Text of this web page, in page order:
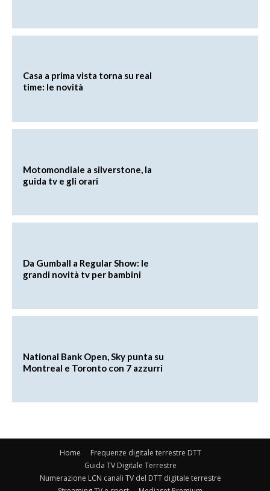
Casa a prima vista torna su real
time: le novità
Motomondiale a silverstone, la
guida tv e gli orari
Da Gumball a Regular Show: le
grandi novità tv per bambini
National Bank Open, Sky punta su
Montreal e Toronto con 7 azzurri
Home
Frequenze digitale terrestre DTT
Guida TV Digitale Terrestre
Numerazione LCN canali TV del DTT digitale terrestre